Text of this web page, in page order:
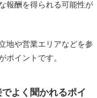
報酬を得られる可能性が
地や営業エリアなどを参
ポイントです。
よく聞かれるポイ